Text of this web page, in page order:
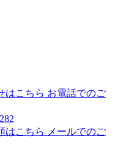
お電話でのご
メールでのご